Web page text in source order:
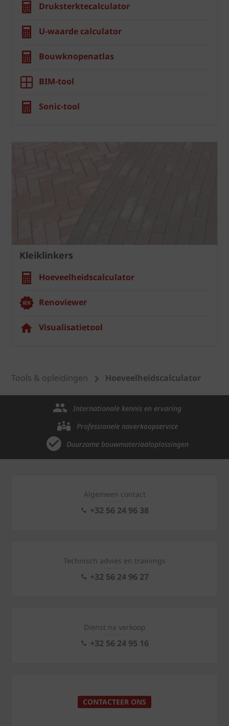
Druksterktecalculator
U-waarde calculator
Bouwknopenatlas
BIM-tool
Sonic-tool
Kleiklinkers
Hoeveelheidscalculator
Renoviewer
Visualisatietool
Tools & opleidingen Hoeveelheidscalculator
Internationale kennis en ervaring
Professionele naverkoopservice
Duurzame bouwmateriaaloplossingen
Algemeen contact
+32 56 24 96 38
Technisch advies en trainings
+32 56 24 96 27
Dienst na verkoop
+32 56 24 95 16
CONTACTEER ONS